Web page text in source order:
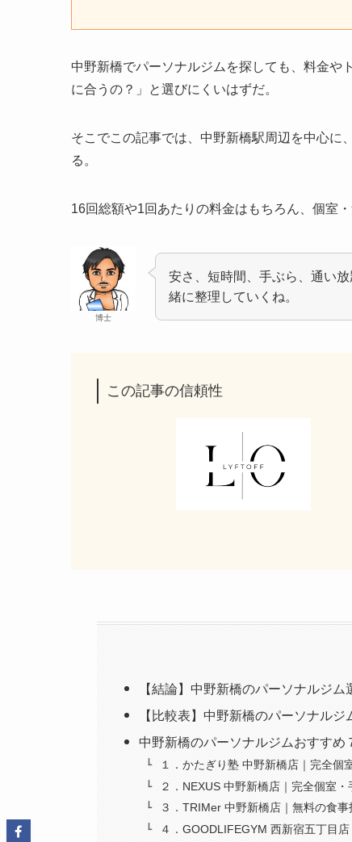
中野新橋でパーソナルジムを探しても、料金や
に合うの？」と選びにくいはずだ。
そこでこの記事では、中野新橋駅周辺を中心に
る。
16回総額や1回あたりの料金はもちろん、個室
博士
安さ、短時間、手ぶら、通い
緒に整理していくね。
この記事の信頼性
【結論】中野新橋のパーソナルジ
【比較表】中野新橋のパーソナル
中野新橋のパーソナルジムおすすめ
１．かたぎり塾 中野新橋店｜完全個
２．NEXUS 中野新橋店｜完全個室
３．TRIMer 中野新橋店｜無料の食
４．GOODLIFEGYM 西新宿五丁目